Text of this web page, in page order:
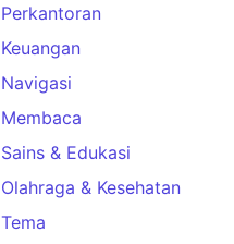
Perkantoran
Keuangan
Navigasi
Membaca
Sains & Edukasi
Olahraga & Kesehatan
Tema